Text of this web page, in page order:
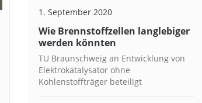
1. September 2020
Wie Brennstoffzellen langlebiger
werden könnten
TU Braunschweig an Entwicklung von
Elektrokatalysator ohne
Kohlenstoffträger beteiligt